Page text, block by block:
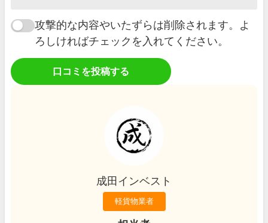
攻撃的な内容やいたずらは削除されます。よ
ろしければチェックを入れてください。
口コミを投稿する
成田インベスト
軽貨物業者